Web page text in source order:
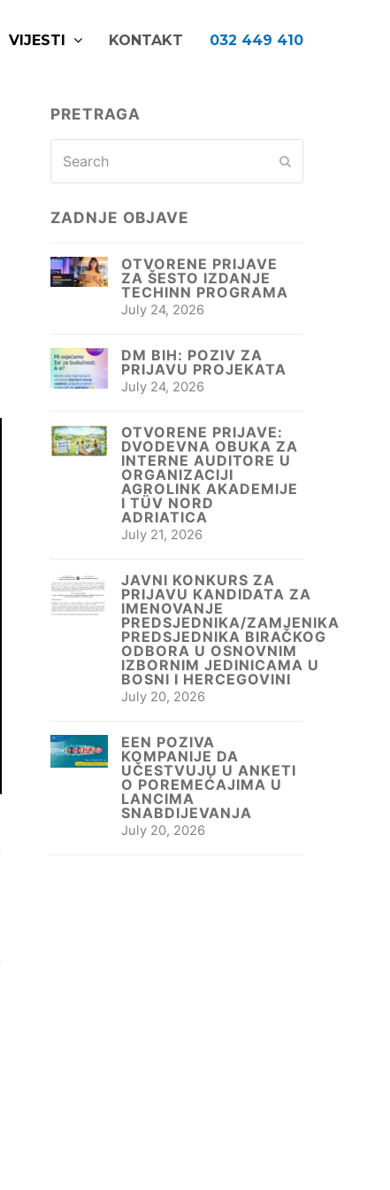
VIJESTI KONTAKT 032 449 410
PRETRAGA
ZADNJE OBJAVE
OTVORENE PRIJAVE
ZA ŠESTO IZDANJE
TECHINN PROGRAMA
July 24, 2026
DM BIH: POZIV ZA
PRIJAVU PROJEKATA
July 24, 2026
OTVORENE PRIJAVE:
DVODEVNA OBUKA ZA
INTERNE AUDITORE U
ORGANIZACIJI
AGROLINK AKADEMIJE
I TÜV NORD
ADRIATICA
July 21, 2026
JAVNI KONKURS ZA
PRIJAVU KANDIDATA ZA
IMENOVANJE
PREDSJEDNIKA/ZAMJENIKA
PREDSJEDNIKA BIRAČKOG
ODBORA U OSNOVNIM
IZBORNIM JEDINICAMA U
BOSNI I HERCEGOVINI
July 20, 2026
EEN POZIVA
KOMPANIJE DA
UČESTVUJU U ANKETI
O POREMEĆAJIMA U
LANCIMA
SNABDIJEVANJA
July 20, 2026